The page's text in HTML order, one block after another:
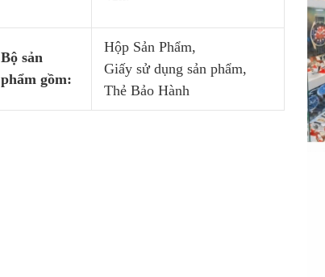
Bộ sản
phẩm gồm:
Hộp Sản Phẩm,
Giấy sử dụng sản phẩm,
Thẻ Bảo Hành